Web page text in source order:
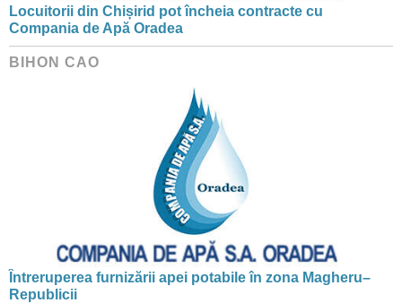
Locuitorii din Chișirid pot încheia contracte cu
Compania de Apă Oradea
BIHON CAO
Întreruperea furnizării apei potabile în zona Magheru–
Republicii